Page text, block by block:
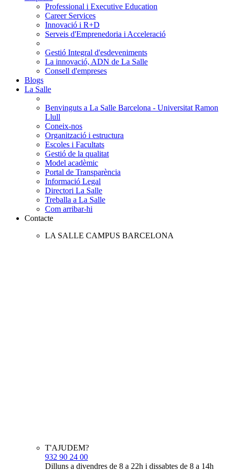
Professional i Executive Education
Career Services
Innovació i R+D
Serveis d'Emprenedoria i Acceleració
Gestió Integral d'esdeveniments
La innovació, ADN de La Salle
Consell d'empreses
Blogs
La Salle
Benvinguts a La Salle Barcelona - Universitat Ramon
Llull
Coneix-nos
Organització i estructura
Escoles i Facultats
Gestió de la qualitat
Model acadèmic
Portal de Transparència
Informació Legal
Directori La Salle
Treballa a La Salle
Com arribar-hi
Contacte
LA SALLE CAMPUS BARCELONA
T'AJUDEM?
932 90 24 00
Dilluns a divendres de 8 a 22h i dissabtes de 8 a 14h